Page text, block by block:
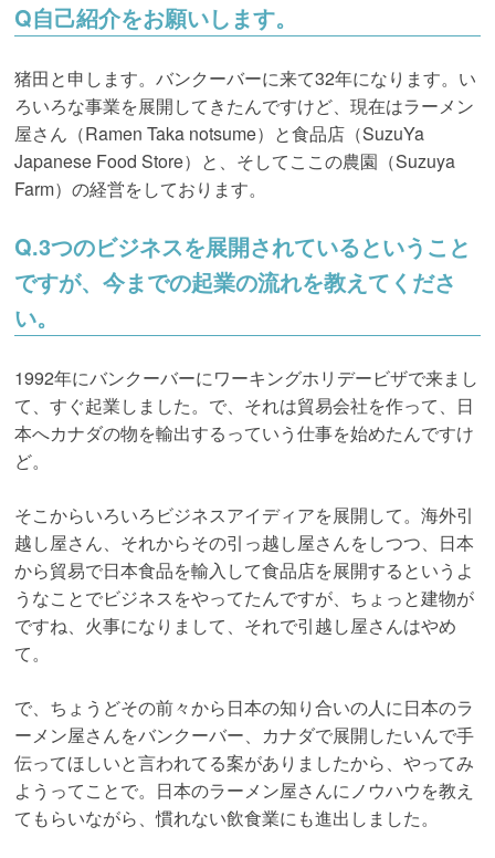
Q自己紹介をお願いします。
猪田と申します。バンクーバーに来て32年になります。い
ろいろな事業を展開してきたんですけど、現在はラーメン
屋さん（Ramen Taka notsume）と食品店（SuzuYa
Japanese Food Store）と、そしてここの農園（Suzuya
Farm）の経営をしております。
Q.3つのビジネスを展開されているということ
ですが、今までの起業の流れを教えてくださ
い。
1992年にバンクーバーにワーキングホリデービザで来まし
て、すぐ起業しました。で、それは貿易会社を作って、日
本へカナダの物を輸出するっていう仕事を始めたんですけ
ど。
そこからいろいろビジネスアイディアを展開して。海外引
越し屋さん、それからその引っ越し屋さんをしつつ、日本
から貿易で日本食品を輸入して食品店を展開するというよ
うなことでビジネスをやってたんですが、ちょっと建物が
ですね、火事になりまして、それで引越し屋さんはやめ
て。
で、ちょうどその前々から日本の知り合いの人に日本のラ
ーメン屋さんをバンクーバー、カナダで展開したいんで手
伝ってほしいと言われてる案がありましたから、やってみ
ようってことで。日本のラーメン屋さんにノウハウを教え
てもらいながら、慣れない飲食業にも進出しました。